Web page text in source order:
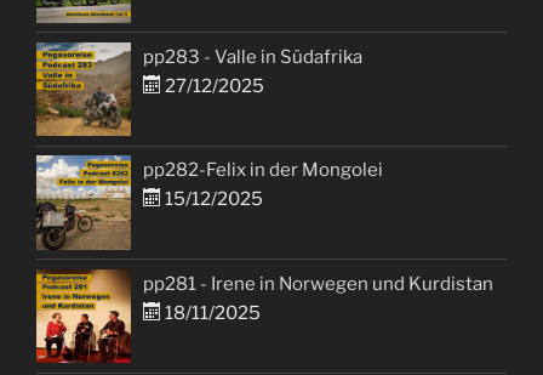
pp283 - Valle in Südafrika
27/12/2025
pp282-Felix in der Mongolei
15/12/2025
pp281 - Irene in Norwegen und Kurdistan
18/11/2025